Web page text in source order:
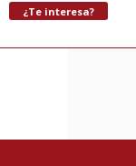
¿Te interesa?